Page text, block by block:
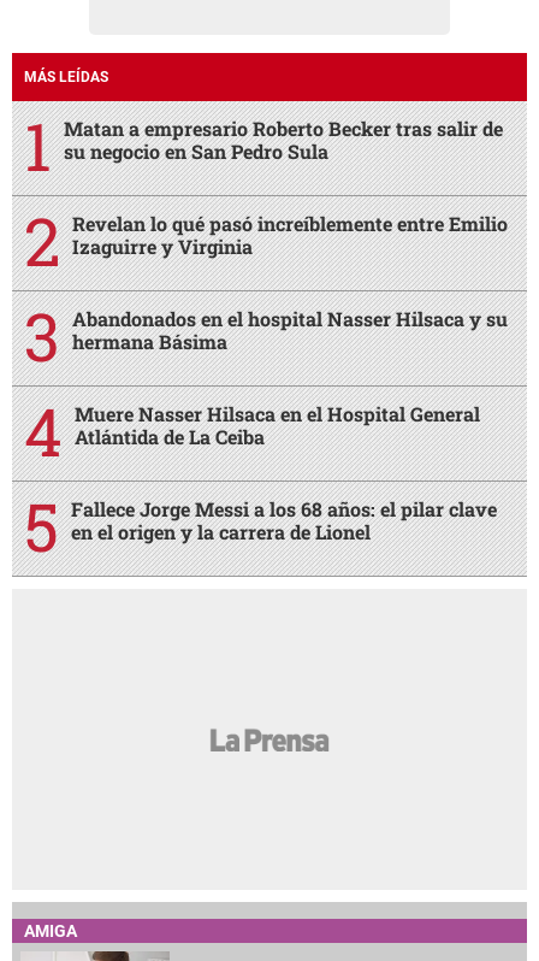
MÁS LEÍDAS
Matan a empresario Roberto Becker tras salir de
su negocio en San Pedro Sula
Revelan lo qué pasó increíblemente entre Emilio
Izaguirre y Virginia
Abandonados en el hospital Nasser Hilsaca y su
hermana Básima
Muere Nasser Hilsaca en el Hospital General
Atlántida de La Ceiba
Fallece Jorge Messi a los 68 años: el pilar clave
en el origen y la carrera de Lionel
AMIGA